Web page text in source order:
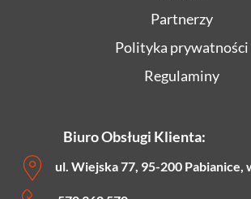
Partnerzy
Polityka prywatności
Regulaminy
Biuro Obsługi Klienta:
ul. Wiejska 77, 95-200 Pabianice,